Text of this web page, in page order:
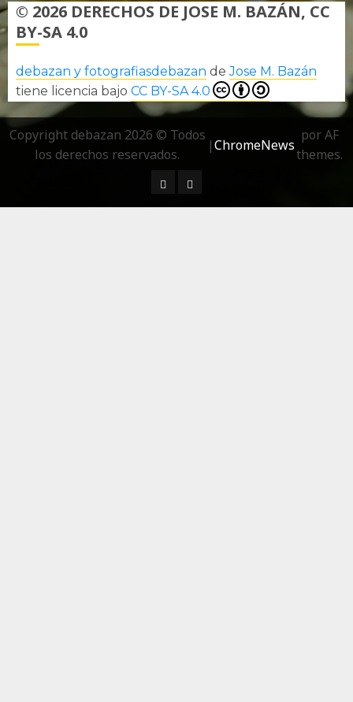
© 2026 DERECHOS DE JOSE M. BAZÁN, CC
BY-SA 4.0
debazan y fotografiasdebazan deJose M. Bazán
tiene licencia bajo CC BY-SA 4.0
Copyright debazan 2026 © Todos
los derechos reservados.
|ChromeNews
por AF
themes.
¿ Quién soy…?
Más información sobre las